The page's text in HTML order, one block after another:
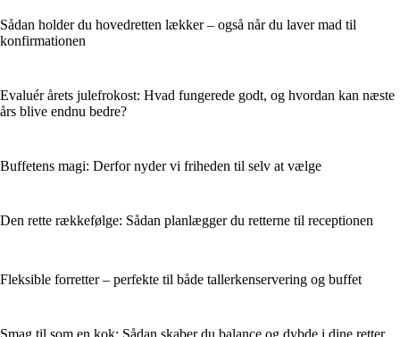
Sådan holder du hovedretten lækker – også når du laver mad til
konfirmationen
Evaluér årets julefrokost: Hvad fungerede godt, og hvordan kan næste
års blive endnu bedre?
Buffetens magi: Derfor nyder vi friheden til selv at vælge
Den rette rækkefølge: Sådan planlægger du retterne til receptionen
Fleksible forretter – perfekte til både tallerkenservering og buffet
Smag til som en kok: Sådan skaber du balance og dybde i dine retter